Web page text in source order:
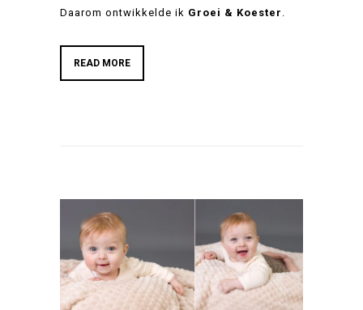
Daarom ontwikkelde ik Groei & Koester
READ MORE